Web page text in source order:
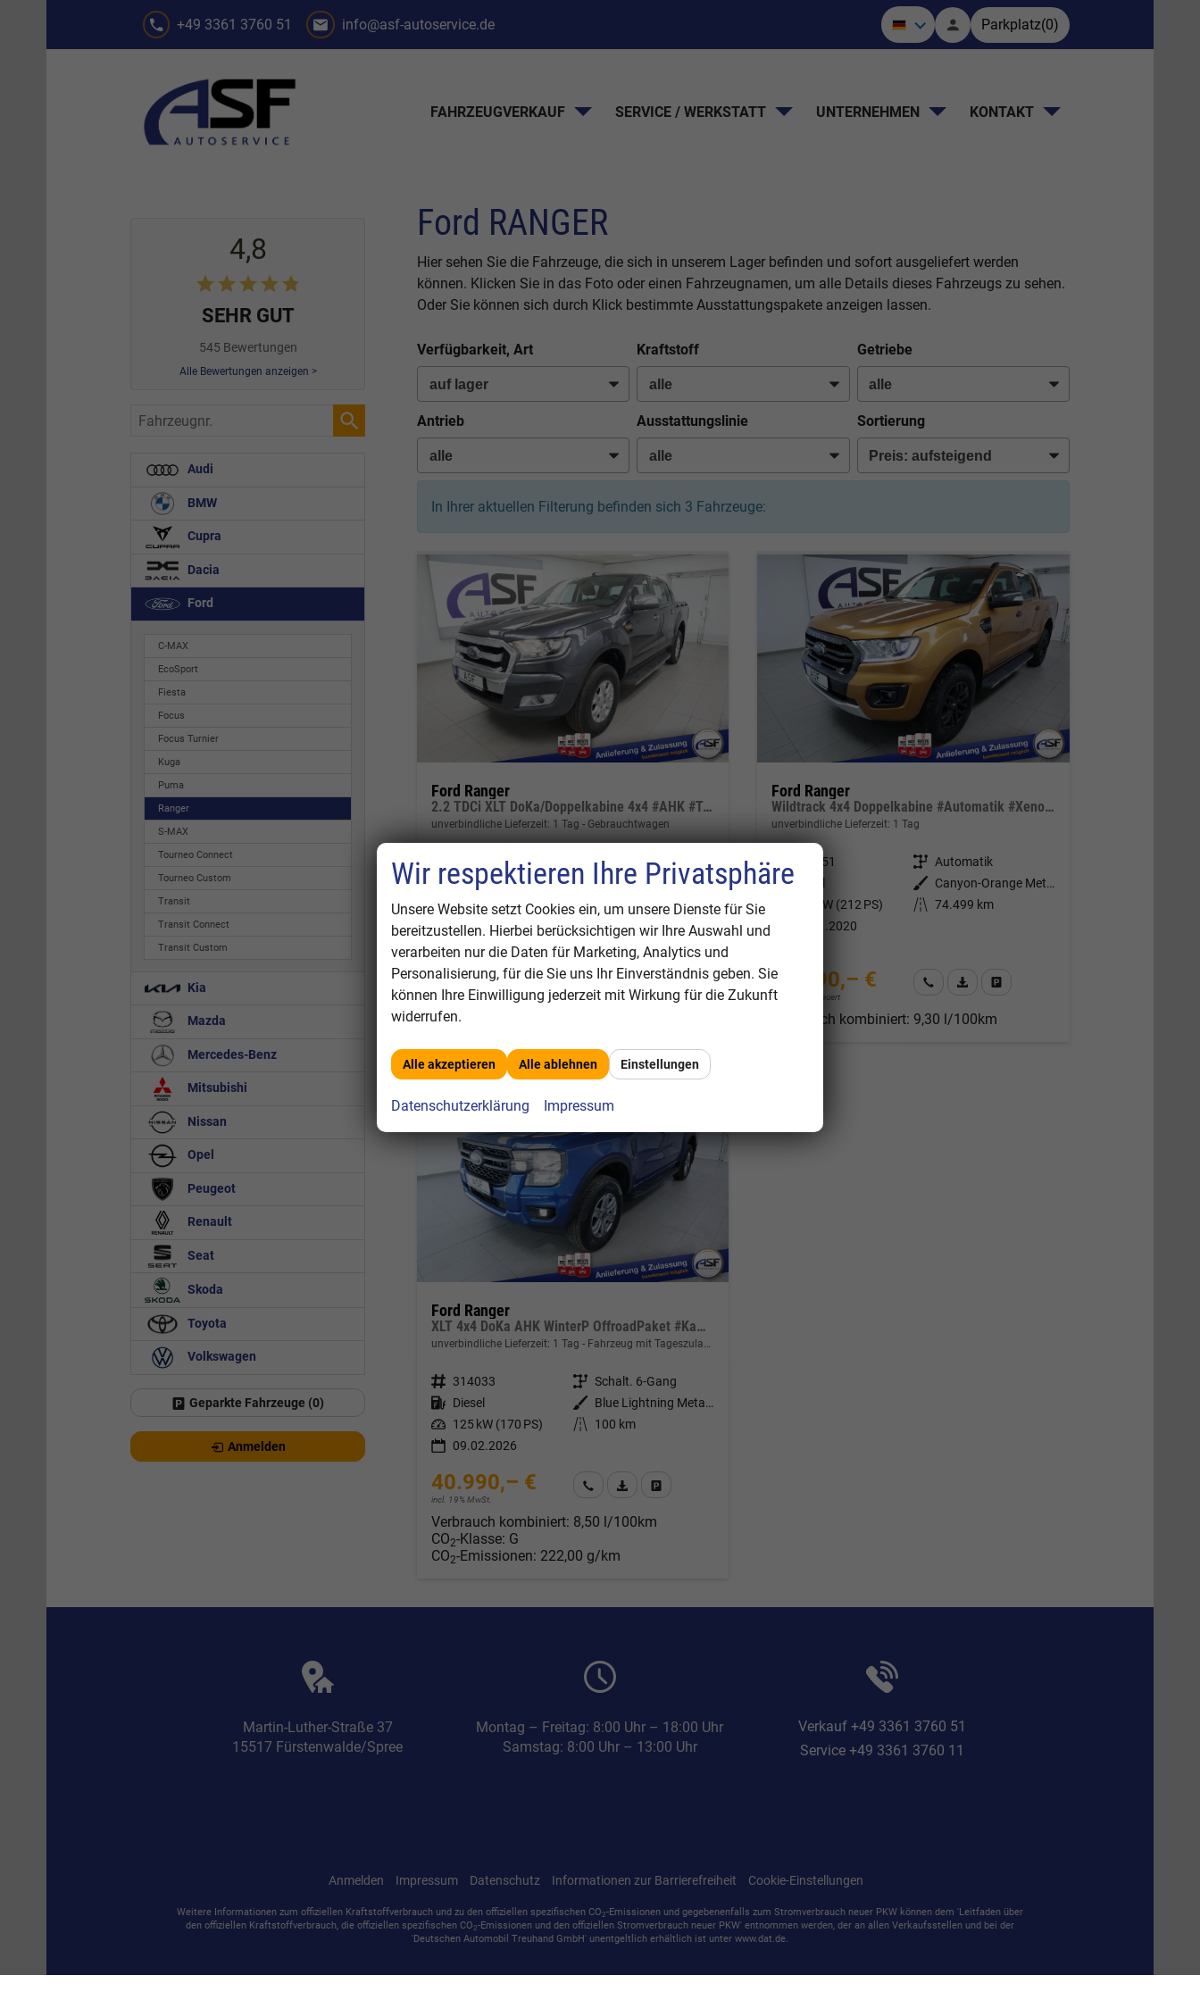
+49 3361 3760 51 info@asf-autoservice.de Parkplatz(0)
FAHRZEUGVERKAUF SERVICE / WERKSTATT UNTERNEHMEN KONTAKT
Ford RANGER
Hier sehen Sie die Fahrzeuge, die sich in unserem Lager befinden und sofort ausgeliefert werden
können. Klicken Sie in das Foto oder einen Fahrzeugnamen, um alle Details dieses Fahrzeugs zu sehen.
Oder Sie können sich durch Klick bestimmte Ausstattungspakete anzeigen lassen.
Verfügbarkeit, Art Kraftstoff Getriebe
Antrieb Ausstattungslinie Sortierung
In Ihrer aktuellen Filterung befinden sich 3 Fahrzeuge:
Ford Ranger
2.2 TDCi XLT DoKa/Doppelkabine 4x4 #AHK #Tempomat #beheizbare Frontscheibe #Klima
unverbindliche Lieferzeit: 1 Tag Gebrauchtwagen
Schalt. 6-Gang
Kraftstoff
Diesel Außenfarbe
Royal-Grau
Leistung 118 kW (160 PS) Kilometerstand 77.700 km
07.02.2019
24.490,– €
Differenzbesteuert
Verbrauch kombiniert:7,00 l/100km
CO2-Emissionen:
Ford Ranger
Wildtrack 4x4 Doppelkabine #Automatik #Xenon #Navi #Klima #ACC #SHZ
unverbindliche Lieferzeit: 1 Tag
315051 Getriebe Automatik
Kraftstoff Diesel Außenfarbe
Canyon-Orange Metallic
156 kW (212 PS) Kilometerstand 74.499 km
19.11.2020
28.990,– €
Differenzbesteuert
Wir rufen Sie anFahrzeugexposé (PDF)
Verbrauch kombiniert: 9,30 l/100km
Ford Ranger
XLT 4x4 DoKa AHK WinterP OffroadPaket #Kamera #ACC #WSS heizbar
unverbindliche Lieferzeit: 1 Tag Fahrzeug mit Tageszulassung
Fahrzeugnr. 314033 Getriebe Schalt. 6-Gang
Kraftstoff Diesel Außenfarbe
Blue Lightning Metallic
Leistung 125 kW (170 PS) Kilometerstand
100 km
09.02.2026
40.990,– €
incl. 19% MwSt.
Wir rufen Sie anFahrzeugexposé (PDF)
Fahrzeug parken
Verbrauch kombiniert: 8,50 l/100km
CO2-Klasse: G
CO2-Emissionen: 222,00 g/km
4,8
SEHR GUT
545 Bewertungen
Alle Bewertungen anzeigen >
Fahrzeugnr.
Audi
BMW
Cupra
Dacia
Ford
C-MAX
EcoSport
Fiesta
Focus
Focus Turnier
Kuga
Puma
Ranger
S-MAX
Tourneo Connect
Tourneo Custom
Transit
Transit Connect
Transit Custom
Kia
Mazda
Mercedes-Benz
Mitsubishi
Nissan
Opel
Peugeot
Renault
Seat
Skoda
Toyota
Volkswagen
Geparkte Fahrzeuge (0)
Anmelden
Martin-Luther-Straße 37
15517 Fürstenwalde/Spree
Montag – Freitag: 8:00 Uhr – 18:00 Uhr
Samstag: 8:00 Uhr – 13:00 Uhr
Verkauf +49 3361 3760 51
Service +49 3361 3760 11
Anmelden Impressum Datenschutz Informationen zur Barrierefreiheit Cookie-Einstellungen
Weitere Informationen zum offiziellen Kraftstoffverbrauch und zu den offiziellen spezifischen CO2-Emissionen und gegebenenfalls zum Stromverbrauch neuer PKW können dem 'Leitfaden über
den offiziellen Kraftstoffverbrauch, die offiziellen spezifischen CO2-Emissionen und den offiziellen Stromverbrauch neuer PKW' entnommen werden, der an allen Verkaufsstellen und bei der
'Deutschen Automobil Treuhand GmbH' unentgeltlich erhältlich ist unter www.dat.de.
Wir respektieren Ihre Privatsphäre
Unsere Website setzt Cookies ein, um unsere Dienste für Sie
bereitzustellen. Hierbei berücksichtigen wir Ihre Auswahl und
verarbeiten nur die Daten für Marketing, Analytics und
Personalisierung, für die Sie uns Ihr Einverständnis geben. Sie
können Ihre Einwilligung jederzeit mit Wirkung für die Zukunft
widerrufen.
Alle akzeptieren Alle ablehnen Einstellungen
Datenschutzerklärung Impressum